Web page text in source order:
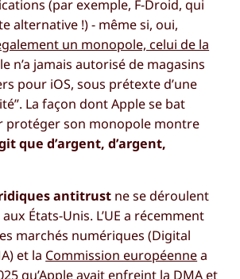
(par exemple, F-Droid, qui
alternative !) - même si, oui,
un monopole, celui de la
n’a jamais autorisé de magasins
pour iOS, sous prétexte d’une
La façon dont Apple se bat
protéger son monopole montre
que d’argent, d’argent,
antitrust ne se déroulent
États-Unis. L’UE a récemment
marchés numériques (Digital
et la Commission européennea
qu’Apple avait enfreint la DMA et